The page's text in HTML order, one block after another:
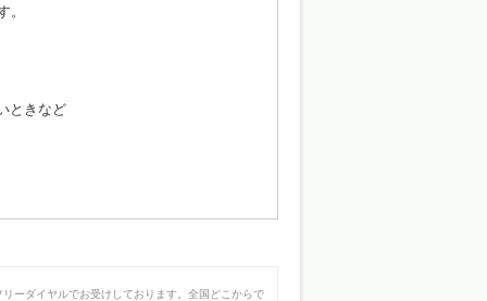
。
ときなど
ーダイヤルでお受けしております。全国どこからで